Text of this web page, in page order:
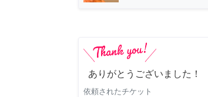
ありがとうございました！
依頼されたチケット